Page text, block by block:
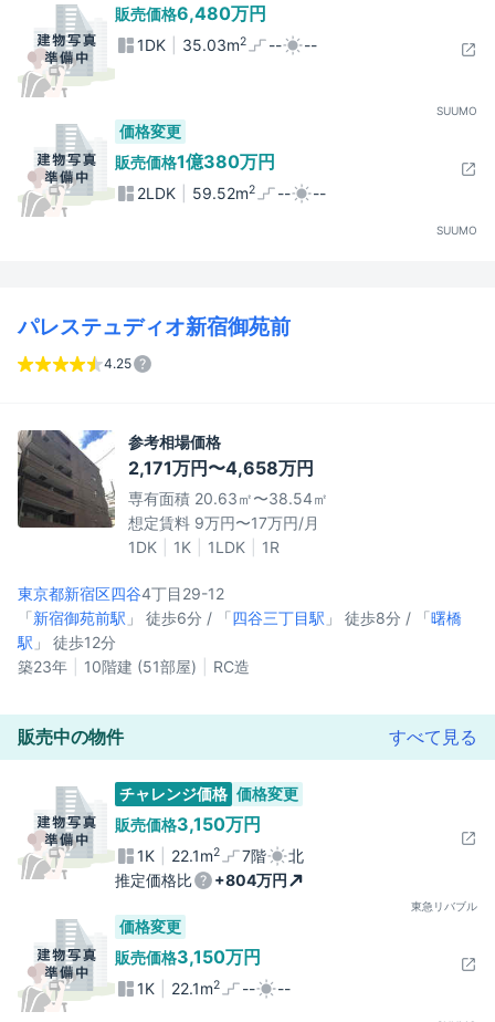
販売価格6,480万円
1DK 35.03m2 -- --
SUUMO
価格変更
販売価格1億380万円
2LDK 59.52m2 -- --
SUUMO
パレステュディオ新宿御苑前
4.25
参考相場価格
2,171万円〜4,658万円
専有面積 20.63㎡〜38.54㎡
想定賃料 9万円〜17万円/月
1DK
1K 1LDK 1R
東京都新宿区四谷4丁目29-12
「新宿御苑前駅 」 徒歩6分 / 「四谷三丁目駅 」 徒歩8分 / 「曙橋
駅 」 徒歩12分
築23年
10階建 (51部屋) RC造
販売中の物件 すべて見る
チャレンジ価格 価格変更
販売価格3,150万円
1K 22.1m2 7階
北
推定価格比
+804万円
東急リバブル
価格変更
販売価格3,150万円
1K 22.1m2 -- --